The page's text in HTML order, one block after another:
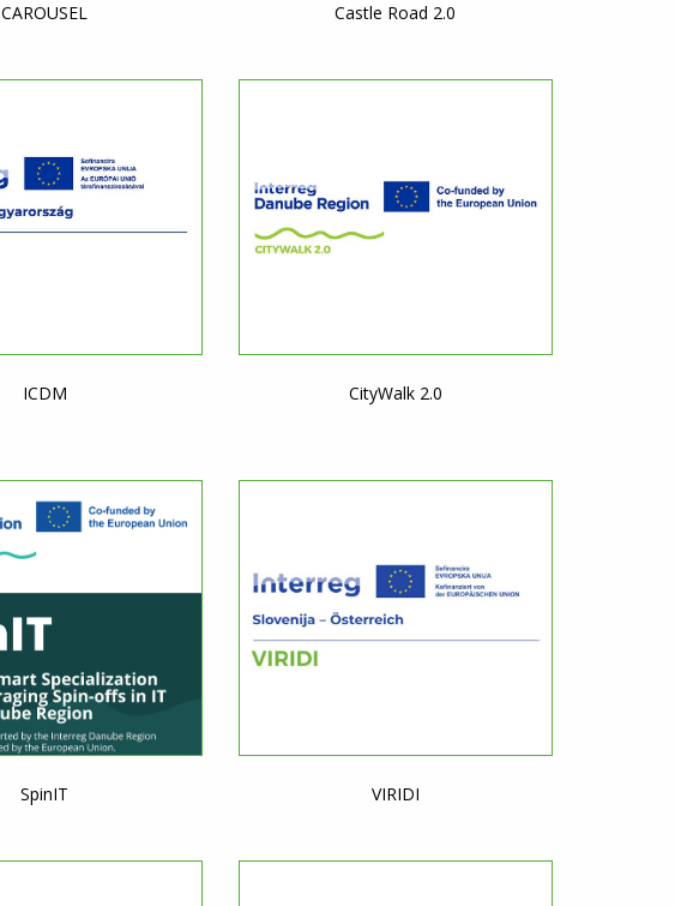
CAROUSEL Castle Road 2.0
ICDM CityWalk 2.0
SpinIT VIRIDI